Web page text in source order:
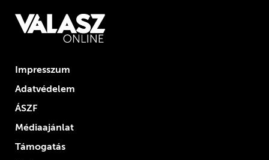
Impresszum
Adatvédelem
ÁSZF
Médiaajánlat
Támogatás